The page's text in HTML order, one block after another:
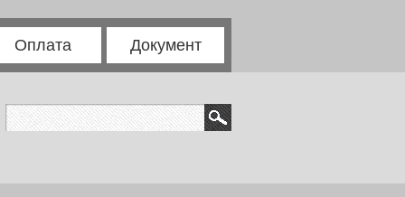
Оплата Документ